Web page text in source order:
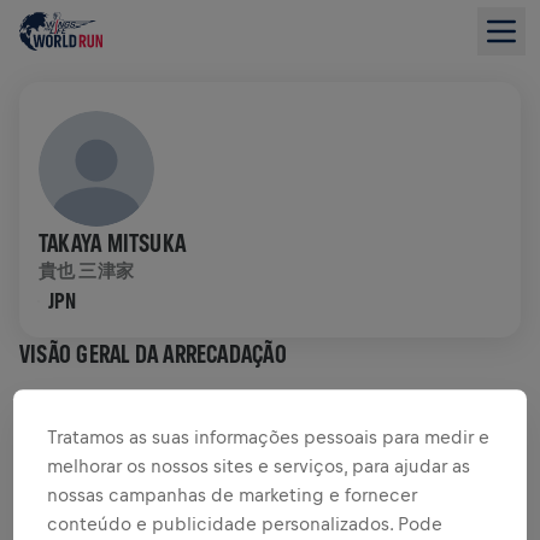
TAKAYA MITSUKA
貴也 三津家
JPN
VISÃO GERAL DA ARRECADAÇÃO
US$ 0,00 ARRECADADOS DE US$ 0,00 OBJETIVO
Doe para fazer a diferença! 100% da sua doação vai
Tratamos as suas informações pessoais para medir e
melhorar os nossos sites e serviços, para ajudar as
nossas campanhas de marketing e fornecer
conteúdo e publicidade personalizados. Pode